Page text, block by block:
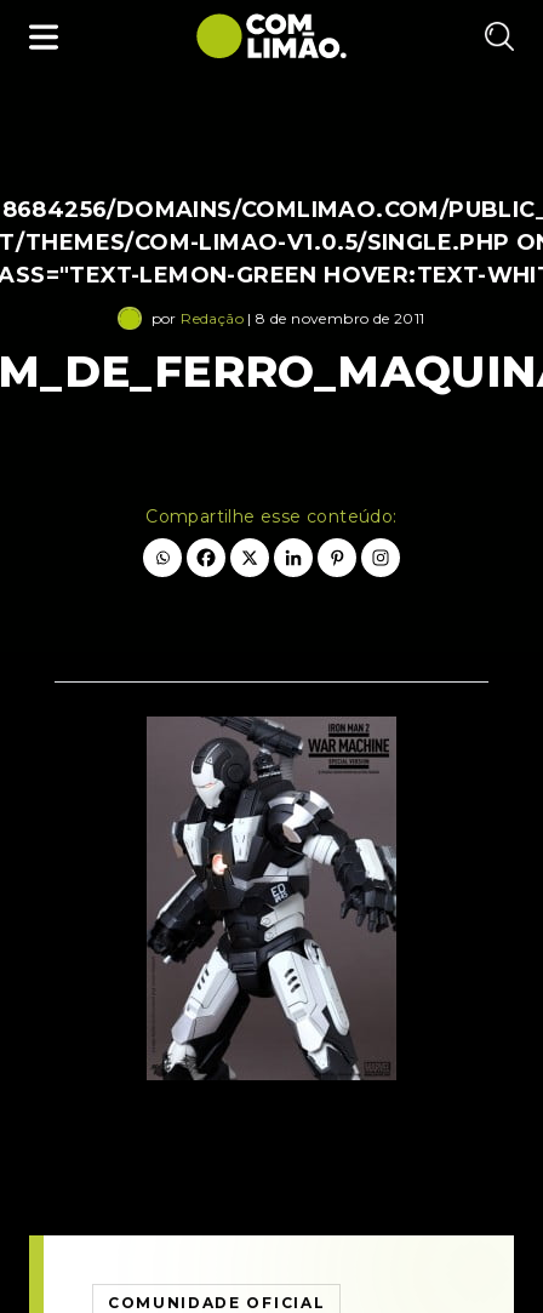
DOMAINS/COMLIMAO.COM/
THEMES/COM-LIMAO-V1.0.5/SINGLE.PHP
LEMON-GREEN HOVER:TEXT-
por Redação | 8 de novembro de 2011
Compartilhe esse conteúdo:
COMUNIDADE OFICIAL